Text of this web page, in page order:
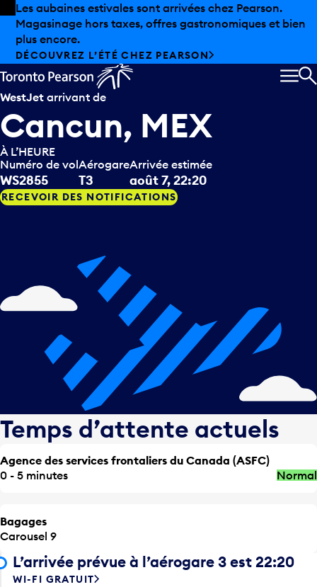
Skip to offers
Passer au contenu principal
Les aubaines estivales sont arrivées chez Pearson.
Magasinage hors taxes, offres gastronomiques et bien
plus encore.
DÉCOUVREZ L’ÉTÉ CHEZ PEARSON
WestJet arrivant de
Cancun, MEX
À L’HEURE
Numéro de vol
WS2855
Aérogare
T3
Arrivée estimée
août 7, 22:20
RECEVOIR DES NOTIFICATIONS
Temps d’attente actuels
Agence des services frontaliers du Canada (ASFC)
0 - 5 minutes
Normal
Bagages
Carousel 9
L’arrivée prévue à l’aérogare 3 est 22:20
WI-FI GRATUIT